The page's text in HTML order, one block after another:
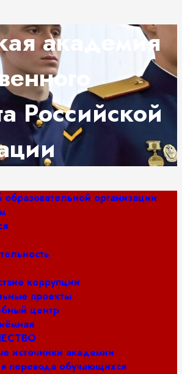
академия
Российской
организации
коррупции
проекты
центр
источники академии
перевода обучающихся